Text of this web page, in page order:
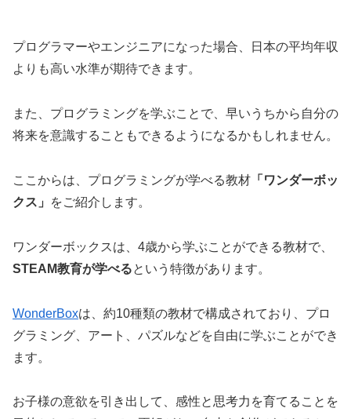
プログラマーやエンジニアになった場合、日本の平均年収
よりも高い水準が期待できます。
また、プログラミングを学ぶことで、早いうちから自分の
将来を意識することもできるようになるかもしれません。
ここからは、プログラミングが学べる教材 「ワンダーボッ
クス」
をご紹介します。
ワンダーボックスは、4歳から学ぶことができる教材で、
STEAM教育が学べるという特徴があります。
WonderBoxは、約10種類の教材で構成されており、プロ
グラミング、アート、パズルなどを自由に学ぶことができ
ます。
お子様の意欲を引き出して、感性と思考力を育てることを